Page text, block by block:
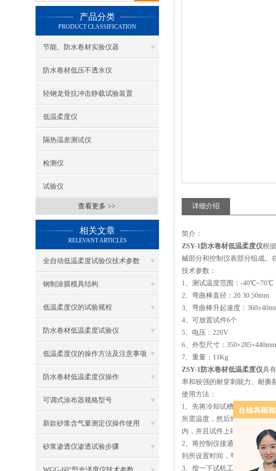
产品分类
PRODUCT CLASSIFICATION
节能、防水卷材实验仪器
防水卷材低压不透水仪
轻钢龙骨抗冲击静载试验装置
低温柔度仪
隔热温差测试仪
检测仪
试验仪
查看更多 >>
相关文章
RELEVANT ARTICLES
全自动低温柔度试验仪技术参数
钢制涂膜模具结构
低温柔度仪的试验规程
防水卷材低温柔度试验仪
低温柔度仪的操作方法及注意事项
防水卷材低温柔度仪操作
可调式涂布器规格型号
新款砂浆含气量测定仪操作使用
砂浆渗透仪渗透试验步骤
详细介绍
简介：
ZSY-1防水卷材低温柔度仪根
械部分和控制仪表部分组成。
技术参数：
1、测试温度范围：-40℃~70℃
2、弯曲棒直径：20.30.50mm
3、弯曲棒升起速度：
4、可放置试件6个
5、电压：220V
6、外型尺寸：350×285×440mm
7、重量：11Kg
ZSY-1防水卷材低温柔度仪具
率和较强的耐穿刺能力、耐撕
使用方法 ：
1、先将冷却试槽放入低温箱
所需温度，然后将柔度仪两个
内，并且试件上端在冷冻液面
2、将控制仪接通电源，根据
到所设置时间，弯曲轴顶着试
3、按一下试机工作键，试机